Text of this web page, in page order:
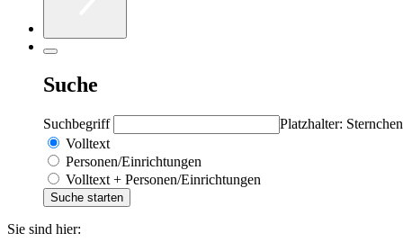
Suche
Suchbegriff
Platzhalter:
Volltext
Personen/Einrichtungen
Volltext + Personen/Einrichtungen
Sie sind hier: